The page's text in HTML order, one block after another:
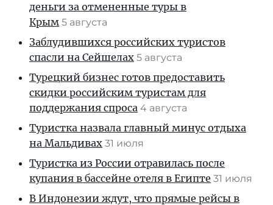
деньги за отмененные туры в
Крым 5 августа
Заблудившихся российских туристов
спасли на Сейшелах 5 августа
Турецкий бизнес готов предоставить
скидки российским туристам для
поддержания спроса 4 августа
Туристка назвала главный минус отдыха
на Мальдивах 31 июля
Туристка из России отравилась после
купания в бассейне отеля в Египте 31 июля
В Индонезии ждут, что прямые рейсы в